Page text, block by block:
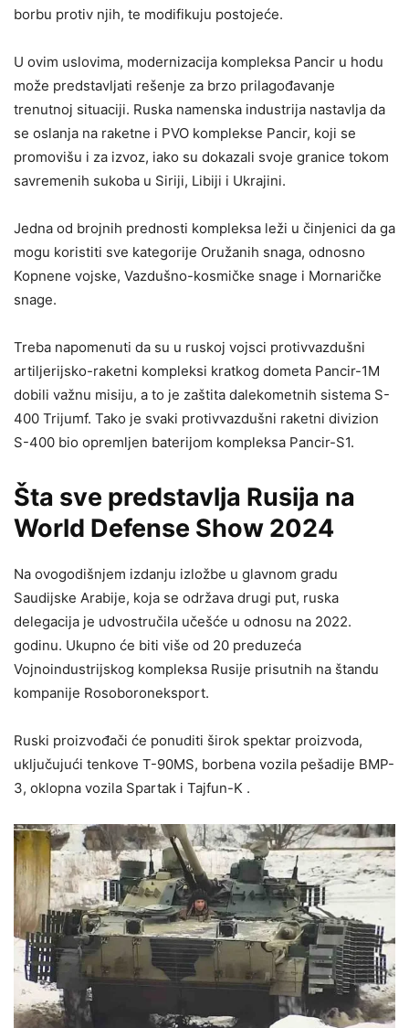
borbu protiv njih, te modifikuju postojeće.
U ovim uslovima, modernizacija kompleksa Pancir u hodu
može predstavljati rešenje za brzo prilagođavanje
trenutnoj situaciji. Ruska namenska industrija nastavlja da
se oslanja na raketne i PVO komplekse Pancir, koji se
promovišu i za izvoz, iako su dokazali svoje granice tokom
savremenih sukoba u Siriji, Libiji i Ukrajini.
Jedna od brojnih prednosti kompleksa leži u činjenici da ga
mogu koristiti sve kategorije Oružanih snaga, odnosno
Kopnene vojske, Vazdušno-kosmičke snage i Mornaričke
snage.
Treba napomenuti da su u ruskoj vojsci protivvazdušni
artiljerijsko-raketni kompleksi kratkog dometa Pancir-1M
dobili važnu misiju, a to je zaštita dalekometnih sistema S-
400 Trijumf. Tako je svaki protivvazdušni raketni divizion
S-400 bio opremljen baterijom kompleksa Pancir-S1.
Šta sve predstavlja Rusija na
World Defense Show 2024
Na ovogodišnjem izdanju izložbe u glavnom gradu
Saudijske Arabije, koja se održava drugi put, ruska
delegacija je udvostručila učešće u odnosu na 2022.
godinu. Ukupno će biti više od 20 preduzeća
Vojnoindustrijskog kompleksa Rusije prisutnih na štandu
kompanije Rosoboroneksport.
Ruski proizvođači će ponuditi širok spektar proizvoda,
uključujući tenkove T-90MS, borbena vozila pešadije BMP-
3, oklopna vozila Spartak i Tajfun-K .